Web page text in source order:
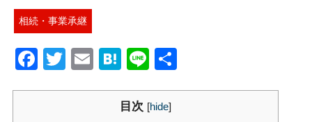
相続・事業承継
Facebook
Twitter
EmailHatena
Line共
目次 [hide]